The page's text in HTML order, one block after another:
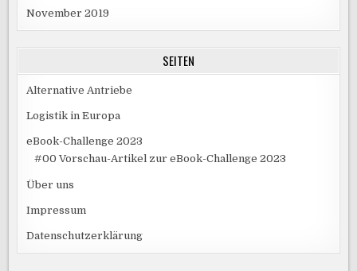
November 2019
SEITEN
Alternative Antriebe
Logistik in Europa
eBook-Challenge 2023
#00 Vorschau-Artikel zur eBook-Challenge 2023
Über uns
Impressum
Datenschutzerklärung